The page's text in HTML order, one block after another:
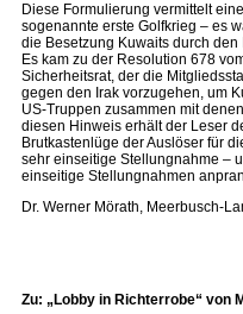
Diese Formulierung vermittelt
sogenannte erste Golfkrieg – es
die Besetzung Kuwaits durch
Es kam zu der Resolution 678
Sicherheitsrat, der die
gegen den Irak vorzugehen, um
US-Truppen zusammen mit
diesen Hinweis erhält der Leser
Brutkastenlüge der Auslöser für
sehr einseitige Stellungnahme –
einseitige Stellungnahmen
Dr. Werner Mörath, Meerbusch-
Zu: „Lobby in Richterrobe“ von